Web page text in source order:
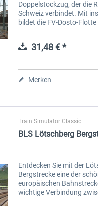
35,69 € *
Doppelstockzug, der die
Schweiz verbindet. Mit
bildet die FV-Dosto-
eine flexible Anpassung
31,48 € *
Merken
Train Simulator Classic
BLS Lötschberg
Entdecken Sie mit der
Bergstrecke eine der
europäischen
wichtige Verbindung